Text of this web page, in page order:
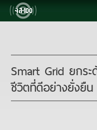
Smart Grid ยกร
ชีวิตที่ดีอย่างยั่งยืน